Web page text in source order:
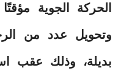
الحركة الجوية
وتحويل عدد من
بديلة، وذلك عقب